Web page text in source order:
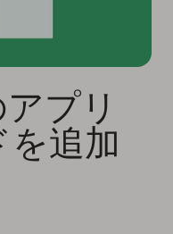
プリ
追加